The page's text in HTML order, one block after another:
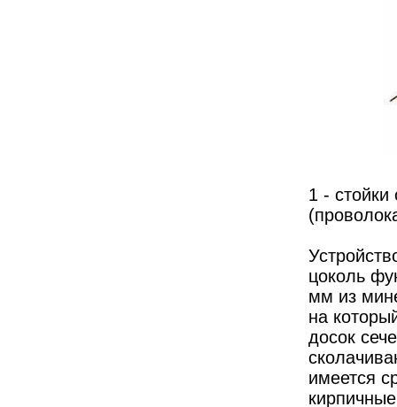
1 -
цоколь
мм из
на
досок
имеется